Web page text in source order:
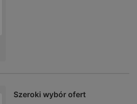
Szeroki wybór ofert